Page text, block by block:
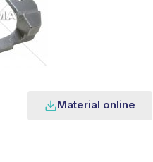
Material online